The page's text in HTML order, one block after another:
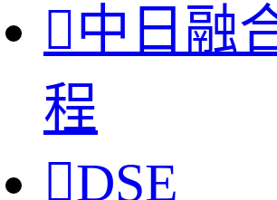
中日融
程
DSE